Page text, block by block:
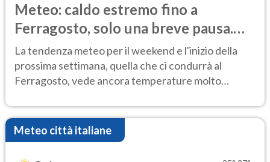
Meteo: caldo estremo fino a
Ferragosto, solo una breve pausa.
Ecco dove
La tendenza meteo per il weekend e l'inizio della
prossima settimana, quella che ci condurrà al
Ferragosto, vede ancora temperature molto
Meteo città italiane